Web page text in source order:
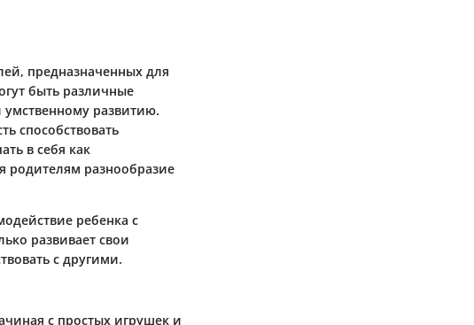
предназначенных для
быть различные
развитию.
способствовать
в себя как
родителям разнообразие
ребенка с
развивает свои
с другими.
с простых игрушек и